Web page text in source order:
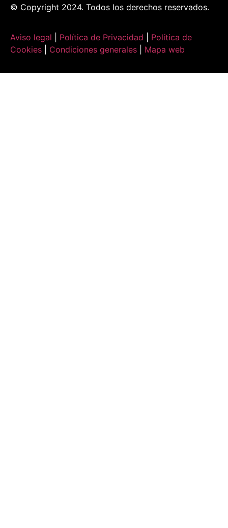
© Copyright 2024. Todos los derechos reservados.
Aviso legal Política de Privacidad
Política de
Cookies
Condiciones generales Mapa web